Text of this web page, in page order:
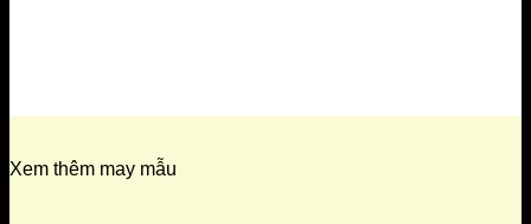
Xem thêm may mẫu